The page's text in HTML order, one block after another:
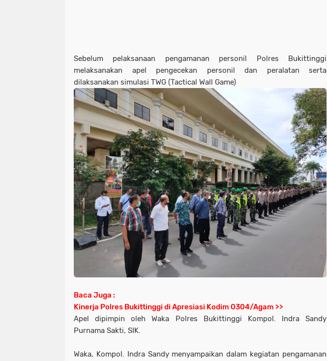
Sebelum pelaksanaan pengamanan personil Polres Bukittinggi
melaksanakan apel pengecekan personil dan peralatan serta
dilaksanakan simulasi TWG (Tactical Wall Game)
Baca Juga :
Kinerja Polres Bukittinggi di Apresiasi Kodim 0304/Agam >>
Apel dipimpin oleh Waka Polres Bukittinggi Kompol. Indra Sandy
Purnama Sakti, SIK.
Waka, Kompol. Indra Sandy menyampaikan dalam kegiatan pengamanan